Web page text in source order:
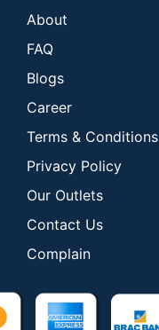
About
FAQ
Blogs
Career
Terms & Conditions
Privacy Policy
Our Outlets
Contact Us
Complain